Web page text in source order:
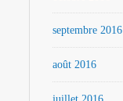
septembre 2016
août 2016